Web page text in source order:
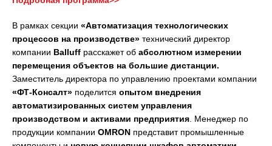
В рамках секции «Автоматизация технологических
процессов на производстве» технический директор
компании Balluff расскажет об абсолютном измерении
перемещения объектов на большие дистанции.
Заместитель директора по управлению проектами компании
«ФТ-Консалт» поделится опытом внедрения
автоматизированных систем управления
производством и активами предприятия . Менеджер по
продукции компании OMRON представит промышленные